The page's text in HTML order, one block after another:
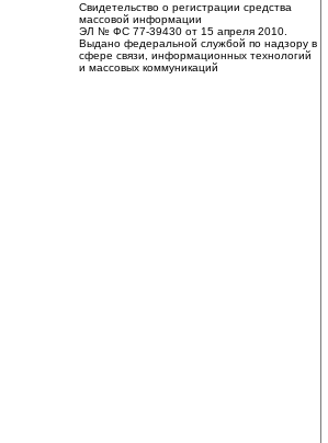
Свидетельство о регистрации средства
массовой информации
ЭЛ № ФС 77-39430 от 15 апреля 2010.
Выдано федеральной службой по надзору в
сфере связи, информационных технологий
и массовых коммуникаций